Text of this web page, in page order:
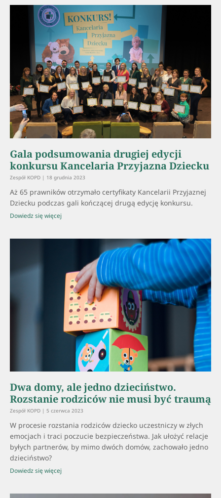
Gala podsumowania drugiej edycji
konkursu Kancelaria Przyjazna Dziecku
Zespół KOPD 18 grudnia 2023
Aż 65 prawników otrzymało certyfikaty Kancelarii Przyjaznej
Dziecku podczas gali kończącej drugą edycję konkursu.
Dowiedz się więcej
Dwa domy, ale jedno dzieciństwo.
Rozstanie rodziców nie musi być traumą
Zespół KOPD 5 czerwca 2023
W procesie rozstania rodziców dziecko uczestniczy w złych
emocjach i traci poczucie bezpieczeństwa. Jak ułożyć relacje
byłych partnerów, by mimo dwóch domów, zachowało jedno
dzieciństwo?
Dowiedz się więcej